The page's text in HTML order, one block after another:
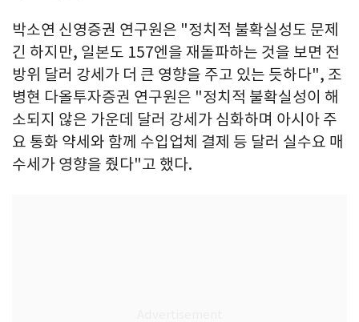
박소연 신영증권 연구원은 "정치적 불확실성도 문제
긴 하지만, 일본도 157엔을 재돌파하는 것을 보면 전
방위 달러 강세가 더 큰 영향을 주고 있는 듯하다", 조
병현 다올투자증권 연구원은 "정치적 불확실성이 해
소되지 않은 가운데 달러 강세가 심화하며 아시아 주
요 통화 약세와 함께 수입업체 결제 등 달러 실수요 매
수세가 영향을 줬다"고 했다.